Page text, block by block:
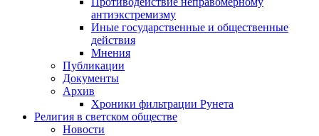
антиэкстремизму
Иные государственные и общественные
действия
Мнения
Публикации
Документы
Архив
Хроники фильтрации Рунета
Религия в светском обществе
Новости